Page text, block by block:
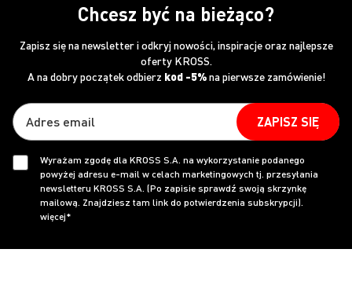
Chcesz być na bieżąco?
Zapisz się na newsletter i odkryj nowości, inspiracje oraz najlepsze
oferty KROSS.
A na dobry początek odbierz kod -5%na pierwsze zamówienie!
ZAPISZ SIĘ
Wyrażam zgodę dla KROSS S.A. na wykorzystanie podanego
powyżej adresu e-mail w celach marketingowych tj. przesyłania
newsletteru KROSS S.A. (Po zapisie sprawdź swoją skrzynkę
mailową. Znajdziesz tam link do potwierdzenia subskrypcji).
więcej*